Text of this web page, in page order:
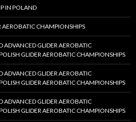
IN POLAND
AEROBATIC CHAMPIONSHIPS
ADVANCED GLIDER AEROBATIC
GLIDER AEROBATIC CHAMPIONSHIPS
ADVANCED GLIDER AEROBATIC
GLIDER AEROBATIC CHAMPIONSHIPS
ADVANCED GLIDER AEROBATIC
GLIDER AEROBATIC CHAMPIONSHIPS